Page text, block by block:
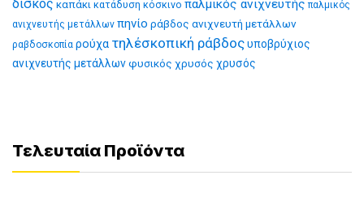
δίσκος καπάκι κατάδυση κόσκινο παλμικός ανιχνευτής παλμικός
ανιχνευτής μετάλλων πηνίο ράβδος ανιχνευτή μετάλλων
ραβδοσκοπία ρούχα τηλέσκοπική ράβδοςυποβρύχιος
ανιχνευτής μετάλλωνφυσικός χρυσός χρυσός
Τελευταία Προϊόντα